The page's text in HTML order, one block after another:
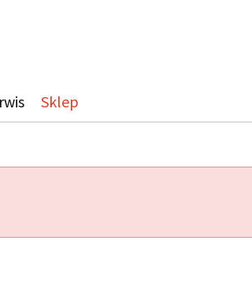
Sklep